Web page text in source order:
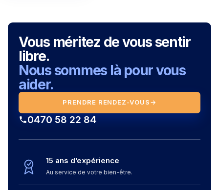
Vous méritez de vous sentir
libre.
Nous sommes là pour vous
aider.
PRENDRE RENDEZ-VOUS→
0470 58 22 84
15 ans d’expérience
Au service de votre bien-être.